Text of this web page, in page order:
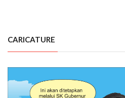
CARICATURE